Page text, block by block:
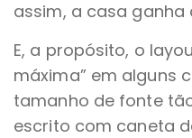
assim, a casa ganha
E, a propósito, o
máxima” em alguns
tamanho de fonte
escrito com caneta